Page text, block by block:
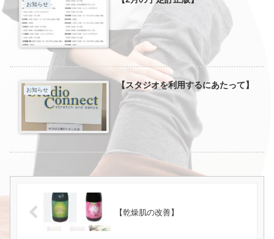
お知らせ
お知らせ 【スタジオを利用するにあたって】
【乾燥肌の改善】